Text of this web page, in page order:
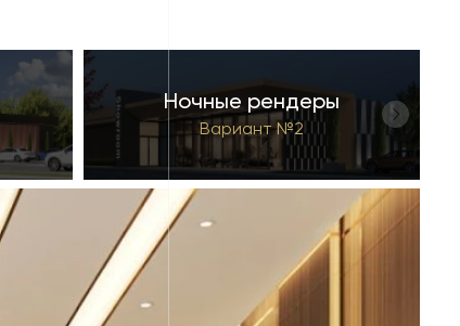
Ночные рендеры
Вариант №2